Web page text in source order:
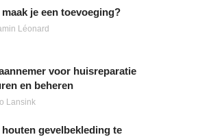
maak je een toevoeging?
Léonard
voor huisreparatie
en beheren
Lansink
houten gevelbekleding te